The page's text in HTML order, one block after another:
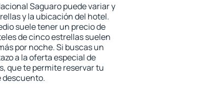
Saguaro puede variar y
y la ubicación del hotel.
suele tener un precio de
de cinco estrellas suelen
por noche. Si buscas un
a la oferta especial de
que te permite reservar tu
descuento.